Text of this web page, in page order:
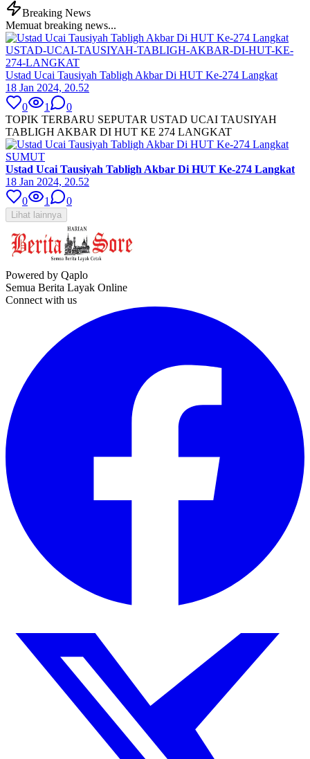
Breaking News
Memuat breaking news...
USTAD-UCAI-TAUSIYAH-TABLIGH-AKBAR-DI-HUT-KE-
274-LANGKAT
Ustad Ucai Tausiyah Tabligh Akbar Di HUT Ke-274 Langkat
18 Jan 2024, 20.52
0
1
0
TOPIK TERBARU SEPUTAR USTAD UCAI TAUSIYAH
TABLIGH AKBAR DI HUT KE 274 LANGKAT
SUMUT
Ustad Ucai Tausiyah Tabligh Akbar Di HUT Ke-274 Langkat
18 Jan 2024, 20.52
0
1 0
Lihat lainnya
Powered by Qaplo
Semua Berita Layak Online
Connect with us